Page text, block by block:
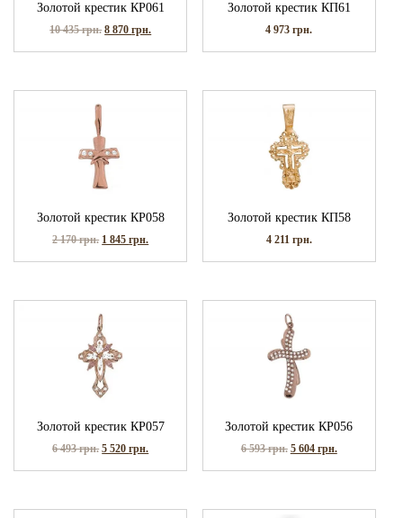
Золотой крестик КР061
10 435грн. 8 870грн.
Золотой крестик КП61
4 973грн.
Золотой крестик КР058
2 170грн. 1 845грн.
Золотой крестик КП58
4 211 грн.
Золотой крестик КР057
6 493грн. 5 520грн.
Золотой крестик КР056
6 593грн. 5 604 грн.